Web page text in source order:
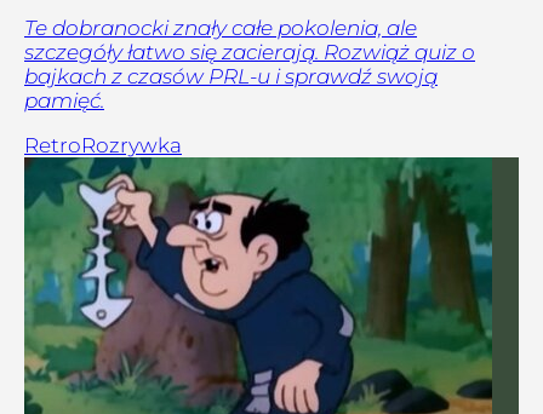
Te dobranocki znały całe pokolenia, ale
szczegóły łatwo się zacierają. Rozwiąż quiz o
bajkach z czasów PRL-u i sprawdź swoją
pamięć.
RetroRozrywka